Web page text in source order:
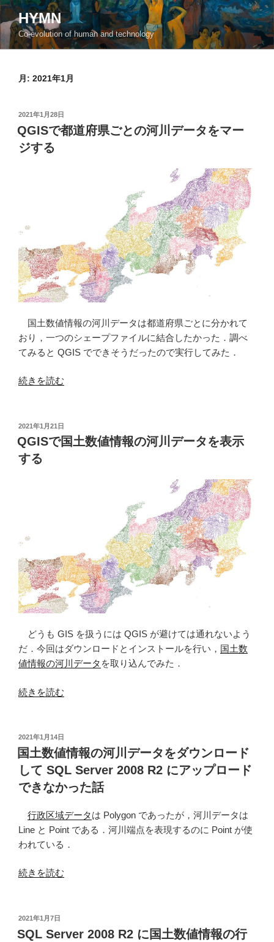
コ
ン
テ
ン
HYMN
Co-evolution of human and technology
月: 2021年1月
投
稿
日:
2021年1月28日
QGISで都道府県ごとの河川データをマー
ジする
国土数値情報の河川データは都道府県ごとに分かれて
おり，一つのシェープファイルに結合したかった．調べ
てみると QGIS でできそうだったので実行してみた．
“QGIS
道
府
県
ご
デ
ー
タ
を
マ
ー
す
る”
続きを読む
投
稿
日:
2021年1月21日
QGISで国土数値情報の河川データを表示
する
どうも GIS を扱うには QGIS が避けては通れないよう
だ．今回はダウンロードとインストールを行い， 国土数
値情報の河川データ を取り込んでみた．
“QGIS
土
数
値
情
報
デ
ー
続きを読む
投
稿
日:
2021年1月14日
国土数値情報の河川データをダウンロード
して SQL Server 2008 R2 にアップロード
できなかった話
行政区域データは Polygon であったが，河川データは
Line と Point である．河川端点を表現するのに Point が使
われている．
“国
値
情
続きを読む
投
稿
日:
2021年1月7日
SQL Server 2008 R2 に国土数値情報の行